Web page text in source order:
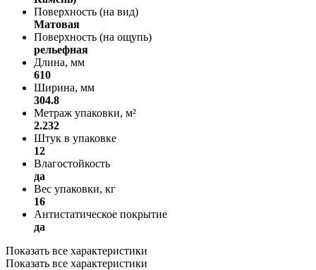
Поверхность (на вид)
Матовая
Поверхность (на ощупь)
рельефная
Длина, мм
610
Ширина, мм
304.8
Метраж упаковки, м²
2.232
Штук в упаковке
12
Влагостойкость
да
Вес упаковки, кг
16
Антистатическое покрытие
да
Показать все характеристики
Показать все характеристики